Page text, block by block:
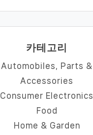
카테고리
Automobiles, Parts &
Accessories
Consumer Electronics
Food
Home & Garden